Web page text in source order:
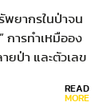
พยากรในป่าจน
การทำเหมืออง
ยป่า และตัวเลข
READ
MORE